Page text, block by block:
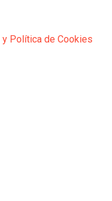
Política de Cookies